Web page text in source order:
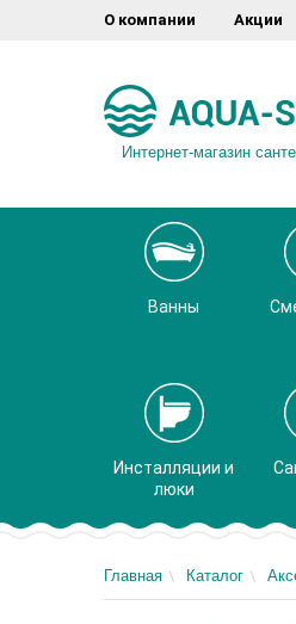
О компании Акции
Интернет-магазин
Ванны
Инсталляции и
люки
Главная Каталог